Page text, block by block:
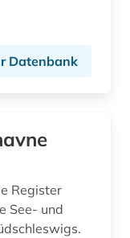
Datenbank
Register
See- und